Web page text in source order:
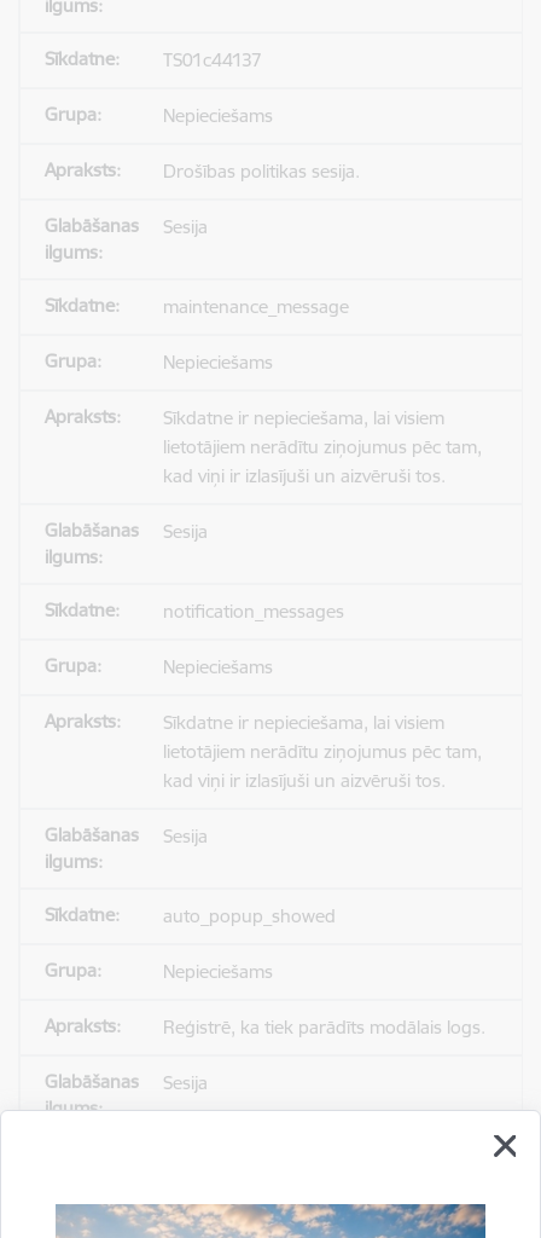
TS01c44137
Nepieciešams
Drošības politikas sesija.
Sesija
maintenance_message
Nepieciešams
Sīkdatne ir nepieciešama, lai visiem
lietotājiem nerādītu ziņojumus pēc tam,
kad viņi ir izlasījuši un aizvēruši tos.
Sesija
notification_messages
Nepieciešams
Sīkdatne ir nepieciešama, lai visiem
lietotājiem nerādītu ziņojumus pēc tam,
kad viņi ir izlasījuši un aizvēruši tos.
Sesija
auto_popup_showed
Nepieciešams
Reģistrē, ka tiek parādīts modālais logs.
Sesija
Statistikas sīkdatnes (nepieciešamas, lai